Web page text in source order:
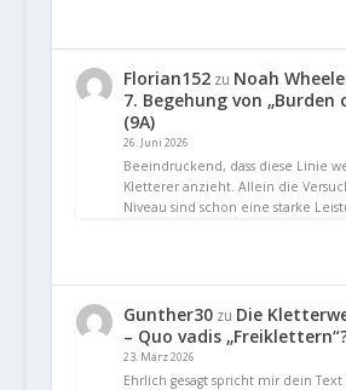
Florian152zu Noah
7. Begehung von „Burden
(9A)
26. Juni 2026
Beeindruckend, dass diese Linie
Kletterer anzieht. Allein die
Niveau sind schon eine starke
Gunther30zu Die
– Quo vadis
23. März 2026
Ehrlich gesagt spricht mir dein